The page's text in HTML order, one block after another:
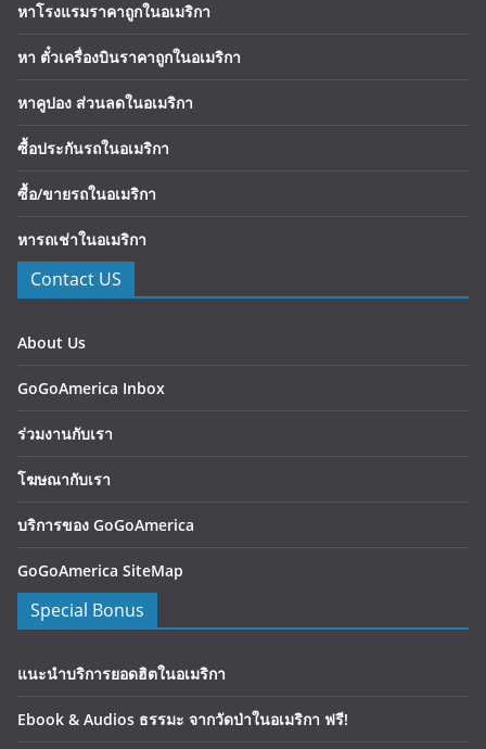
หาโรงแรมราคาถูกในอเมริกา
หา ตั๋วเครื่องบินราคาถูกในอเมริกา
หาคูปอง ส่วนลดในอเมริกา
ซื้อประกันรถในอเมริกา
ซื้อ/ขายรถในอเมริกา
หารถเช่าในอเมริกา
Contact US
About Us
GoGoAmerica Inbox
ร่วมงานกับเรา
โฆษณากับเรา
บริการของ GoGoAmerica
GoGoAmerica SiteMap
Special Bonus
แนะนำบริการยอดฮิตในอเมริกา
Ebook & Audios ธรรมะ จากวัดป่าในอเมริกา ฟรี!